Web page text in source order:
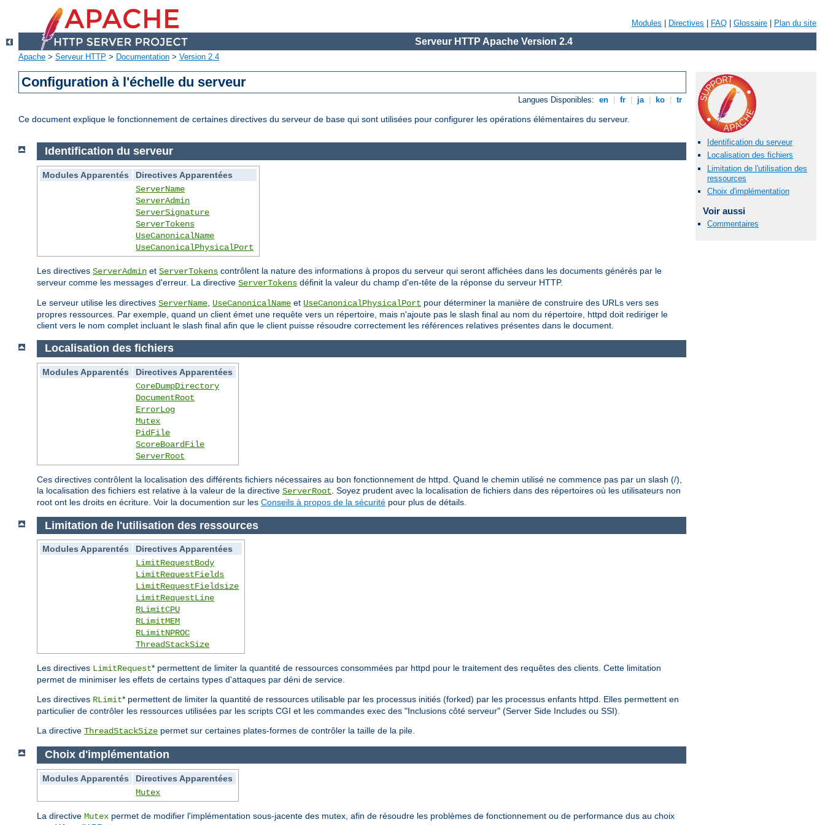
Modules Directives FAQ Glossaire Plan du site
Serveur HTTP Apache Version 2.4
Apache > Serveur HTTP > Documentation > Version 2.4
Configuration à l'échelle du serveur
Langues Disponibles: en fr ja ko tr
Ce document explique le fonctionnement de certaines directives du serveur de base qui sont utilisées pour configurer les opérations élémentaires du serveur.
Identification du serveur
Localisation des fichiers
Limitation de l'utilisation des
ressources
Choix d'implémentation
Voir aussi
Commentaires
Identification du serveur
Modules Apparentés
Directives Apparentées
ServerName
ServerAdmin
ServerSignature
ServerTokens
UseCanonicalName
UseCanonicalPhysicalPort
Les directives ServerAdmin et ServerTokens contrôlent la nature des informations à propos du serveur qui seront affichées dans les documents générés par le
serveur comme les messages d'erreur. La directive ServerTokens définit la valeur du champ d'en-tête de la réponse du serveur HTTP.
Le serveur utilise les directives ServerName UseCanonicalName et UseCanonicalPhysicalPort pour déterminer la manière de construire des URLs vers ses
propres ressources. Par exemple, quand un client émet une requête vers un répertoire, mais n'ajoute pas le slash final au nom du répertoire, httpd doit rediriger le
client vers le nom complet incluant le slash final afin que le client puisse résoudre correctement les références relatives présentes dans le document.
Localisation des fichiers
Modules Apparentés
Directives Apparentées
CoreDumpDirectory
DocumentRoot
ErrorLog
Mutex
PidFile
ScoreBoardFile
ServerRoot
Ces directives contrôlent la localisation des différents fichiers nécessaires au bon fonctionnement de httpd. Quand le chemin utilisé ne commence pas par un slash (/),
la localisation des fichiers est relative à la valeur de la directive ServerRoot . Soyez prudent avec la localisation de fichiers dans des répertoires où les utilisateurs non
root ont les droits en écriture. Voir la documention sur les Conseils à propos de la sécurité pour plus de détails.
Limitation de l'utilisation des ressources
Modules Apparentés
Directives Apparentées
LimitRequestBody
LimitRequestFields
LimitRequestFieldsize
LimitRequestLine
RLimitCPU
RLimitMEM
RLimitNPROC
ThreadStackSize
Les directives LimitRequest* permettent de limiter la quantité de ressources consommées par httpd pour le traitement des requêtes des clients. Cette limitation
permet de minimiser les effets de certains types d'attaques par déni de service.
Les directives RLimit* permettent de limiter la quantité de ressources utilisable par les processus initiés (forked) par les processus enfants httpd. Elles permettent en
particulier de contrôler les ressources utilisées par les scripts CGI et les commandes exec des "Inclusions côté serveur" (Server Side Includes ou SSI).
La directive ThreadStackSize permet sur certaines plates-formes de contrôler la taille de la pile.
Choix d'implémentation
Modules Apparentés
Directives Apparentées
Mutex
La directive Mutex permet de modifier l'implémentation sous-jacente des mutex, afin de résoudre les problèmes de fonctionnement ou de performance dus au choix